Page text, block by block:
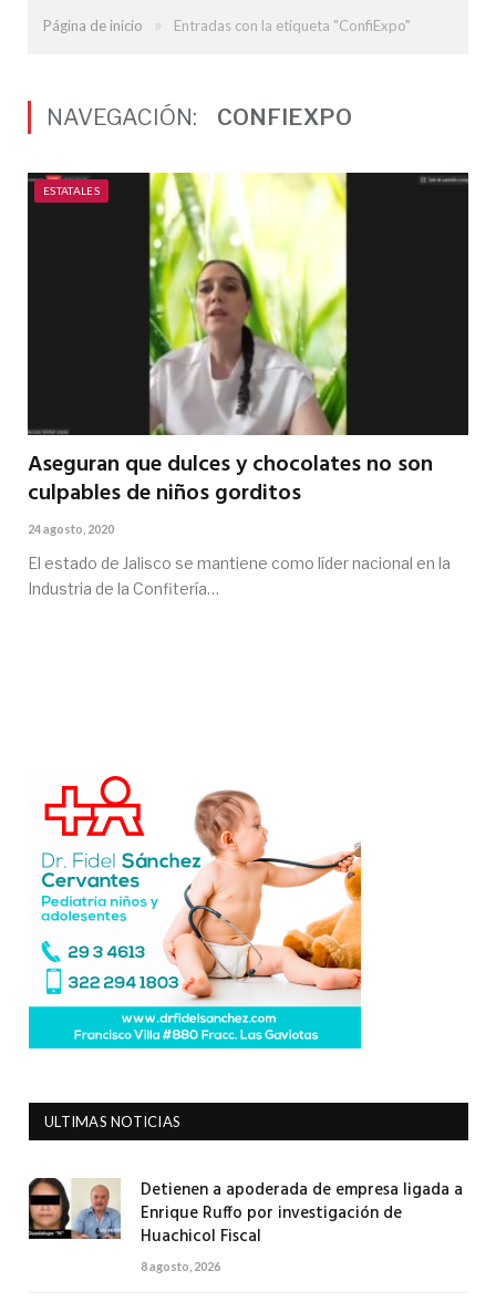
Página de inicio » Entradas con la etiqueta "ConfiExpo"
NAVEGACIÓN: CONFIEXPO
ESTATALES
Aseguran que dulces y chocolates no son
culpables de niños gorditos
24 agosto, 2020
El estado de Jalisco se mantiene como líder nacional en la
Industria de la Confitería…
ULTIMAS NOTICIAS
Detienen a apoderada de empresa ligada a
Enrique Ruffo por investigación de
Huachicol Fiscal
8 agosto, 2026